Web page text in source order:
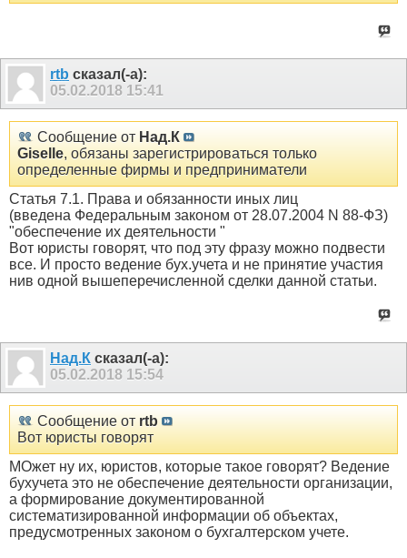
rtb сказал(-а):
05.02.2018 15:41
Сообщение от Над.К
Giselle, обязаны зарегистрироваться только
определенные фирмы и предприниматели
Статья 7.1. Права и обязанности иных лиц
(введена Федеральным законом от 28.07.2004 N 88-ФЗ)
"обеспечение их деятельности "
Вот юристы говорят, что под эту фразу можно подвести
все. И просто ведение бух.учета и не принятие участия
нив одной вышеперечисленной сделки данной статьи.
Над.К сказал(-а):
05.02.2018 15:54
Сообщение от rtb
Вот юристы говорят
МОжет ну их, юристов, которые такое говорят? Ведение
бухучета это не обеспечение деятельности организации,
а формирование документированной
систематизированной информации об объектах,
предусмотренных законом о бухгалтерском учете.